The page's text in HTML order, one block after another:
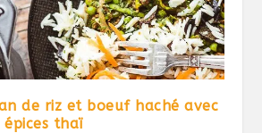
de riz et boeuf haché avec
épices thaï